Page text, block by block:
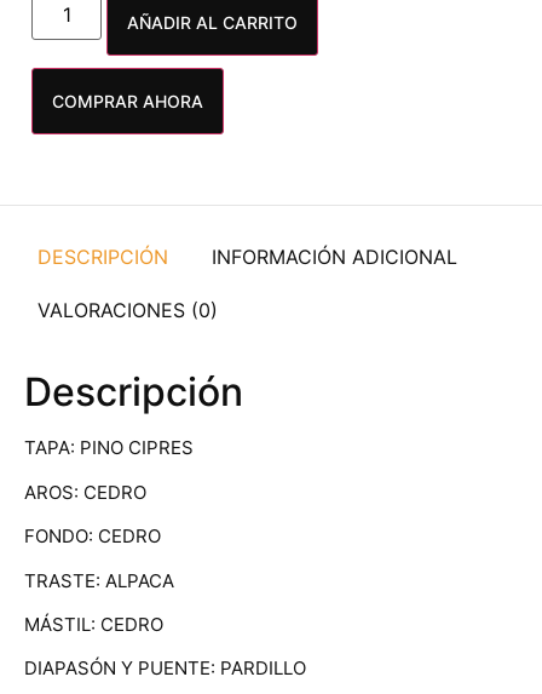
AÑADIR AL CARRITO
COMPRAR AHORA
DESCRIPCIÓN INFORMACIÓN ADICIONAL
VALORACIONES (0)
Descripción
TAPA: PINO CIPRES
AROS: CEDRO
FONDO: CEDRO
TRASTE: ALPACA
MÁSTIL: CEDRO
DIAPASÓN Y PUENTE: PARDILLO